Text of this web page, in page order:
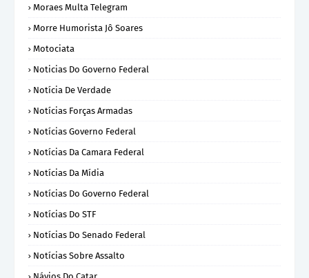
Moraes Multa Telegram
Morre Humorista Jô Soares
Motociata
Noticias Do Governo Federal
Notícia De Verdade
Notícias Forças Armadas
Notícias Governo Federal
Notícias Da Camara Federal
Notícias Da Mídia
Notícias Do Governo Federal
Notícias Do STF
Notícias Do Senado Federal
Notícias Sobre Assalto
Návios Do Catar